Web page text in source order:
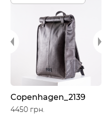
Copenhagen_2139
4450 грн.